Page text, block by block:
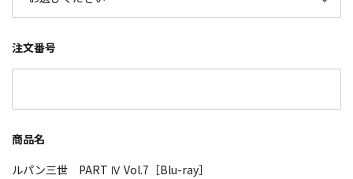
注文番号
商品名
ルパン三世 PART Ⅳ Vol.7［Blu-ray］